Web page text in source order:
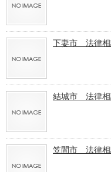
下妻市 法律相
結城市 法律相
笠間市 法律相